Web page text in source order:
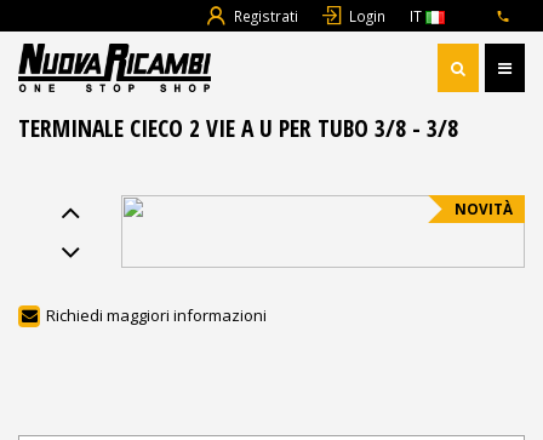
Registrati Login IT
NOVITÀ
TERMINALE CIECO 2 VIE A U PER TUBO 3/8 - 3/8
Richiedi maggiori informazioni